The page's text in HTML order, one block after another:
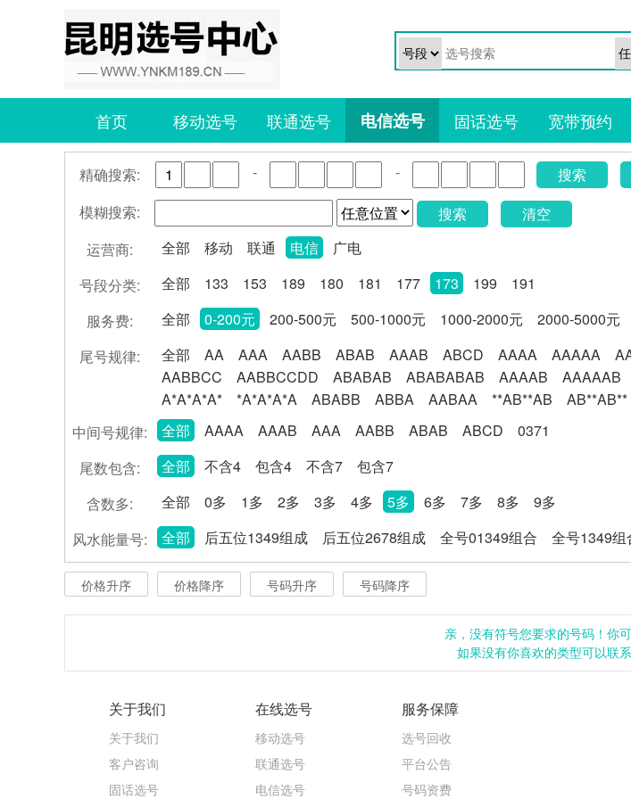
首页 移动选号 联通选号 电信选号 固话选号 宽带预约
精确搜索: - - 搜索
模糊搜索:
搜索
清空
运营商:
全部 移动 联通 电信
广电
号段分类:
全部 133 153 189 180 181 177 173 199
191
服务费:
全部 0-200元 200-500元 500-1000元 1000-2000元 2000-5000元
尾号规律:
全部 AA AAA AABB ABAB AAAB ABCD AAAA AAAAA
AABBCC
AABBCCDD ABABAB ABABABAB AAAAB AAAAAB
A*A*A*A*
*A*A*A*A ABABB ABBA AABAA **AB**AB AB**AB**
中间号规律:
全部 AAAA AAAB AAA AABB ABAB ABCD
0371
尾数包含:
全部 不含4 包含4 不含7
包含7
含数多:
全部 0多 1多 2多 3多 4多 5多 6多 7多 8多
9多
风水能量号:
全部 后五位1349组成 后五位2678组成 全号01349组合 全号1349组
价格升序 价格降序 号码升序 号码降序
亲，没有符号您要求的号码！你
如果没有你喜欢的类型可以联
关于我们
关于我们
客户咨询
固话选号
在线选号
移动选号
联通选号
电信选号
服务保障
选号回收
平台公告
号码资费